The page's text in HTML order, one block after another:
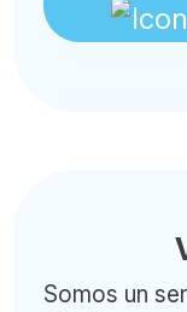
Somos un